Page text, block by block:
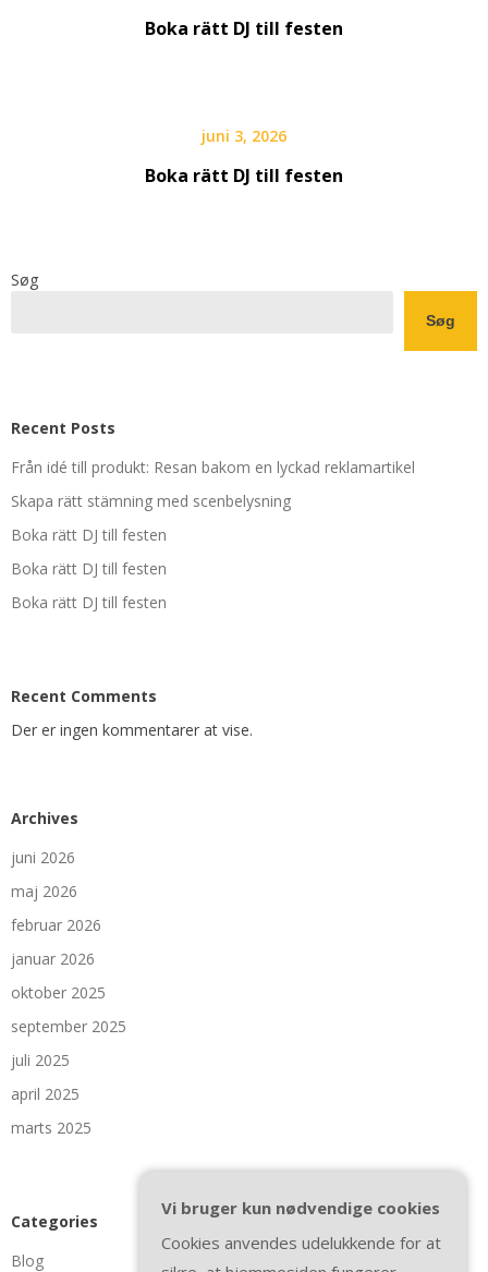
Boka rätt DJ till festen
juni 3, 2026
Boka rätt DJ till festen
Søg
Søg
Recent Posts
Från idé till produkt: Resan bakom en lyckad reklamartikel
Skapa rätt stämning med scenbelysning
Boka rätt DJ till festen
Boka rätt DJ till festen
Boka rätt DJ till festen
Recent Comments
Der er ingen kommentarer at vise.
Archives
juni 2026
maj 2026
februar 2026
januar 2026
oktober 2025
september 2025
juli 2025
april 2025
marts 2025
Categories
Blog
Vi bruger kun nødvendige cookies
Cookies anvendes udelukkende for at